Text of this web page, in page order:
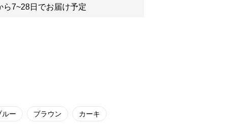
ら7~28日でお届け予定
ルー ブラウン カーキ